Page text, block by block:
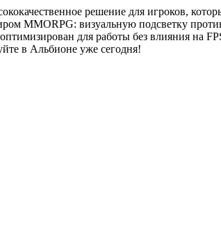
решение для игроков,
MMORPG: визуальную подсветку
для работы без влияния на
в Альбионе уже сегодня!